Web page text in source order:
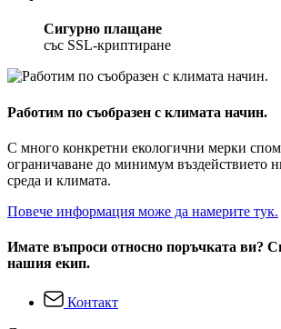
Сигурно плащане
със SSL-криптиране
Работим по съобразен с климата начин.
С много конкретни екологични мерки
ограничаване до минимум въздействието
среда и климата.
Повече информация може да намерите тук.
Имате въпроси относно поръчката ви?
нашия екип.
Контакт